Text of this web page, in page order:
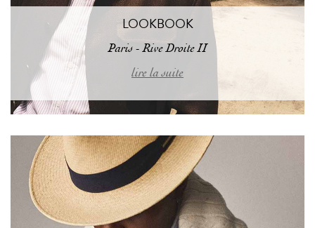
LOOKBOOK
Paris - Rive Droite II
lire la suite